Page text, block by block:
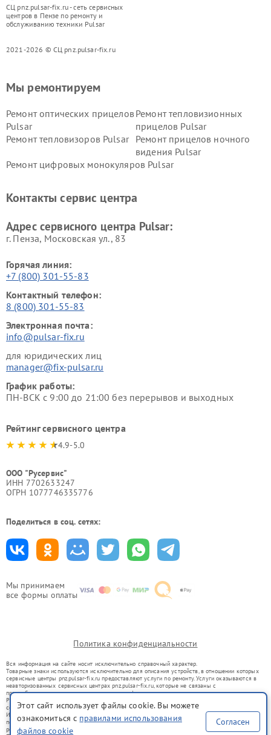
СЦ pnz.pulsar-fix.ru - сеть сервисных
центров в Пензе по ремонту и
обслуживанию техники Pulsar
2021-2026 © СЦ pnz.pulsar-fix.ru
Мы принимаем
все формы оплаты
Мы ремонтируем
Ремонт оптических прицелов
Pulsar
Ремонт тепловизионных
прицелов Pulsar
Ремонт тепловизоров Pulsar
Ремонт прицелов ночного
видения Pulsar
Ремонт цифровых монокуляров Pulsar
Контакты сервис центра
Адрес сервисного центра Pulsar:
г. Пенза, Московская ул., 83
Горячая линия:
+7 (800) 301-55-83
Контактный телефон:
8 (800) 301-55-83
Электронная почта:
info@pulsar-fix.ru
для юридических лиц
manager@fix-pulsar.ru
График работы:
ПН-ВСК с 9:00 до 21:00 без перерывов и выходных
Рейтинг сервисного центра
4.9-5.0
ООО "Русервис"
ИНН 7702633247
ОГРН 1077746335776
Поделиться в соц. сетях:
Политика конфиденциальности
Вся информация на сайте носит исключительно справочный характер.
Товарные знаки используются исключительно для описания устройств, в отношении которых
сервисные центры pnz.pulsar-fix.ru предоставляют услуги по ремонту. Услуги оказываются в
неавторизованных сервисных центрах pnz.pulsar-fix.ru, которые не связаны с
правообладателями товарных знаков или их официальными представителями.
Ремонт осуществляется для устройств, уже введенных в гражданский оборот в соответствии
со статьей 1487 ГК РФ.
Использование товарных знаков не преследует цели индивидуализации услуг или введения
потребителей в заблуждение, а служит для информирования о предоставляемых услугах по
ремонту техники указанных брендов.
Этот сайт использует файлы cookie. Вы можете
ознакомиться с правилами использования
файлов cookie
Согласен